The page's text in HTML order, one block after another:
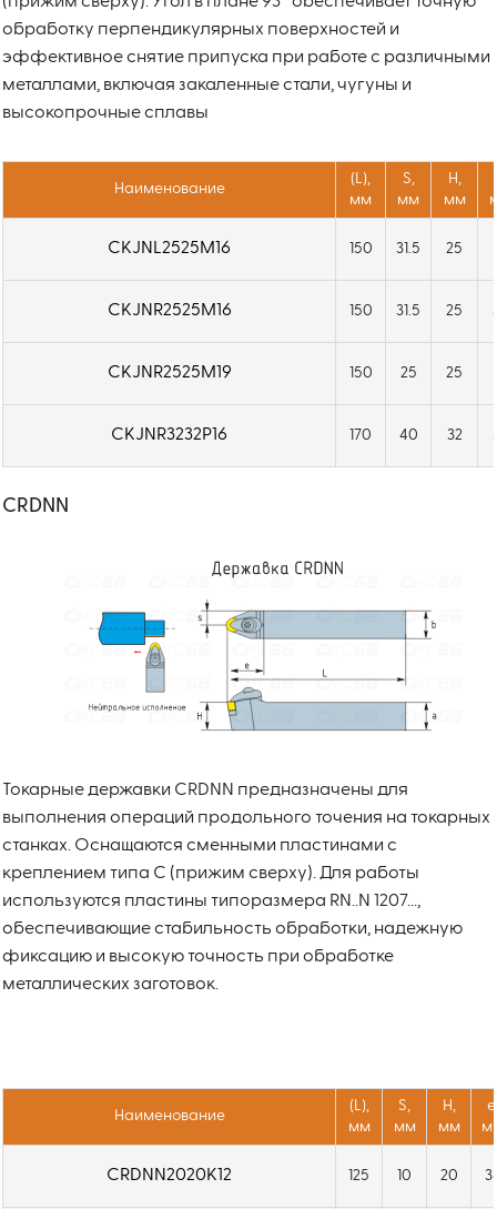
обработку перпендикулярных поверхностей и
эффективное снятие припуска при работе с различными
металлами, включая закаленные стали, чугуны и
высокопрочные сплавы
Наименование
(L),
мм
S,
мм
H,
мм
CKJNL2525M16 150 31.5 25
CKJNR2525M16 150 31.5 25
CKJNR2525M19 150 25 25
CKJNR3232P16 170 40 32
CRDNN
Токарные державки CRDNN предназначены для
выполнения операций продольного точения на токарных
станках. Оснащаются сменными пластинами с
креплением типа C (прижим сверху). Для работы
используются пластины типоразмера RN..N 1207...,
обеспечивающие стабильность обработки, надежную
фиксацию и высокую точность при обработке
металлических заготовок.
Наименование
(L),
мм
S,
мм
H,
мм
e,
CRDNN2020K12 125 10 20